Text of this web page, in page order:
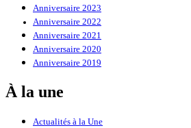
Anniversaire 2023
Anniversaire 2022
Anniversaire 2021
Anniversaire 2020
Anniversaire 2019
À la une
Actualités à la Une